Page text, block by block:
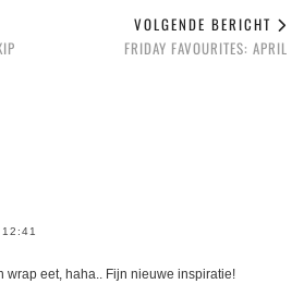
VOLGENDE BERICHT
FRIDAY FAVOURITES: APRIL
wrap eet, haha.. Fijn nieuwe inspiratie!